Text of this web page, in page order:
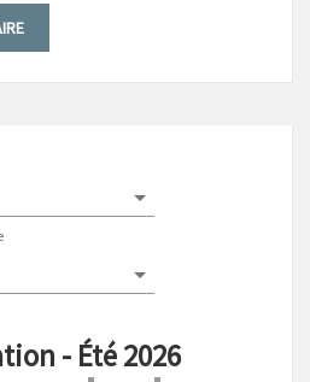
- Été 2026